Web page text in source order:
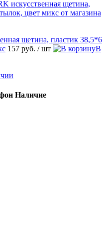
щетина, пластик 38,5*6
157 руб. / шт
В
Наличие